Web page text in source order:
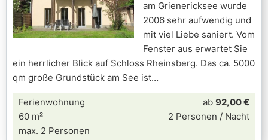
am Grienericksee wurde
2006 sehr aufwendig und
mit viel Liebe saniert. Vom
Fenster aus erwartet Sie
ein herrlicher Blick auf Schloss Rheinsberg. Das ca. 5000
qm große Grundstück am See ist
Ferienwohnung
60 m²
max. 2 Personen
ab 92,00 €
2 Personen / Nacht